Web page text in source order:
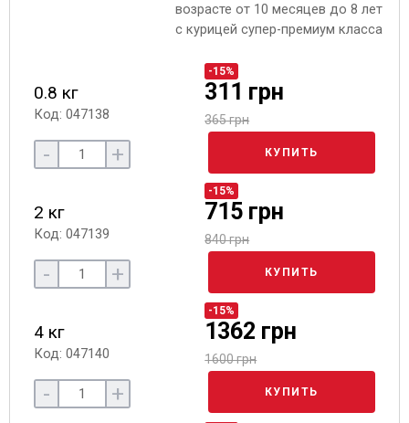
возрасте от 10 месяцев до 8 лет
с курицей супер-премиум класса
0.8 кг
Код: 047138
-15%
311 грн
365 грн
- + КУПИТЬ
2 кг
Код: 047139
-15%
715 грн
840 грн
- + КУПИТЬ
4 кг
Код: 047140
-15%
1362 грн
1600 грн
- + КУПИТЬ